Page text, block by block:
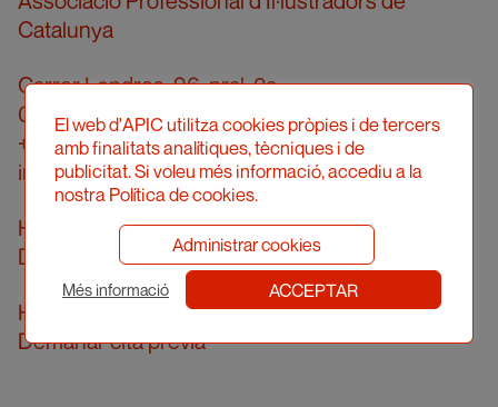
Catalunya
Carrer Londres, 96, pral. 2a
08036 Barcelona
+34 934 161 474
info@apic.cat
Horari d’atenció telefònica
De dilluns a divendres de 10 a 14h
Horari d’atenció presencial
Demanar cita prèvia
El web d'APIC utilitza cookies pròpies i de tercers
amb finalitats analítiques, tècniques i de
publicitat. Si voleu més informació, accediu a la
nostra Política de cookies.
Administrar cookies
Més informació ACCEPTAR